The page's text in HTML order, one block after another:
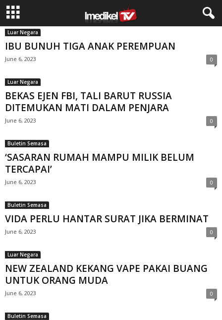
Luar Negara
IBU BUNUH TIGA ANAK PEREMPUAN
June 6, 2023 0
Luar Negara
BEKAS EJEN FBI, TALI BARUT RUSSIA
DITEMUKAN MATI DALAM PENJARA
June 6, 2023 0
Buletin Semasa
‘SASARAN RUMAH MAMPU MILIK BELUM
TERCAPAI’
June 6, 2023 0
Buletin Semasa
VIDA PERLU HANTAR SURAT JIKA BERMINAT
June 6, 2023 0
Luar Negara
NEW ZEALAND KEKANG VAPE PAKAI BUANG
UNTUK ORANG MUDA
June 6, 2023 0
Buletin Semasa